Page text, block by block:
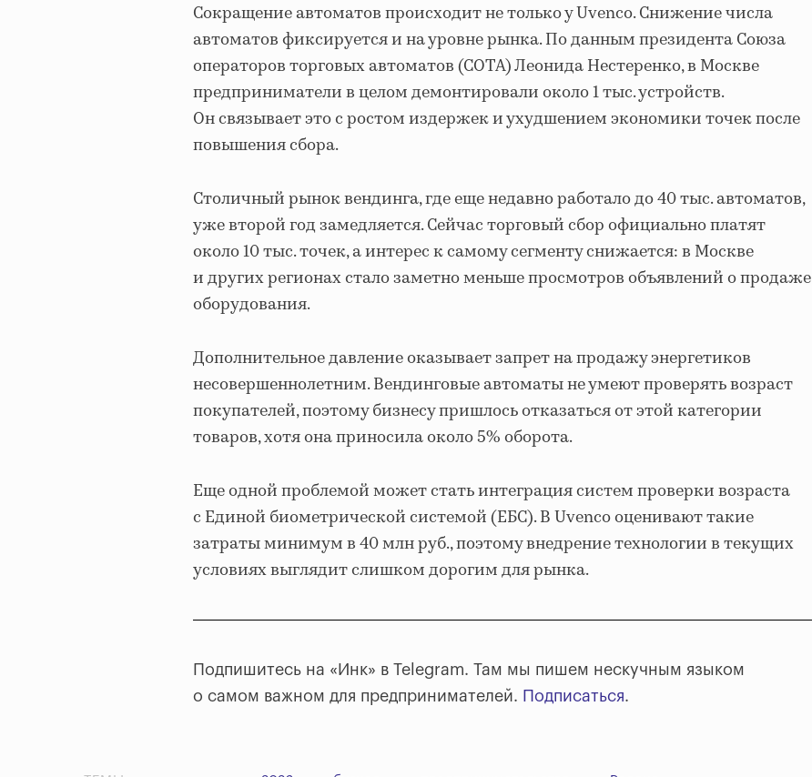
Сокращение автоматов происходит не только у Uvenco. Снижение числа
автоматов фиксируется и на уровне рынка. По данным президента Союза
операторов торговых автоматов (СОТА) Леонида Нестеренко, в Москве
предприниматели в целом демонтировали около 1 тыс. устройств.
Он связывает это с ростом издержек и ухудшением экономики точек после
повышения сбора.
Столичный рынок вендинга, где еще недавно работало до 40 тыс. автоматов,
уже второй год замедляется. Сейчас торговый сбор официально платят
около 10 тыс. точек, а интерес к самому сегменту снижается: в Москве
и других регионах стало заметно меньше просмотров объявлений о продаже
оборудования.
Дополнительное давление оказывает запрет на продажу энергетиков
несовершеннолетним. Вендинговые автоматы не умеют проверять возраст
покупателей, поэтому бизнесу пришлось отказаться от этой категории
товаров, хотя она приносила около 5% оборота.
Еще одной проблемой может стать интеграция систем проверки возраста
с Единой биометрической системой (ЕБС). В Uvenco оценивают такие
затраты минимум в 40 млн руб., поэтому внедрение технологии в текущих
условиях выглядит слишком дорогим для рынка.
Подпишитесь на «Инк» в Telegram. Там мы пишем нескучным языком
о самом важном для предпринимателей. Подписаться.